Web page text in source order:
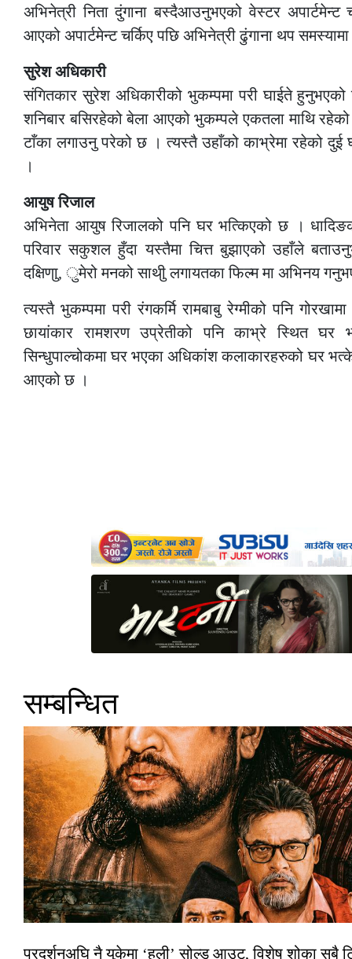
अभिनेत्री निता दुंगाना बस्दैआउनुभएको वेस्टर
आएको अपार्टमेन्ट चर्किए पछि अभिनेत्री ढुंगाना थप
सुरेश अधिकारी
संगितकार सुरेश अधिकारीको भुकम्पमा परी घाईते
शनिबार बसिरहेको बेला आएको भुकम्पले एकतला माथि
टाँका लगाउनु परेको छ । त्यस्तै उहाँको काभ्रेमा रहेको
।
आयुष रिजाल
अभिनेता आयुष रिजालको पनि घर भत्किएको छ ।
परिवार सकुशल हुँदा यस्तैमा चित्त बुझाएको उहाँले
दक्षिणाु, ुमेरो मनको साथीु लगायतका फिल्म मा अभिनय
त्यस्तै भुकम्पमा परी रंगकर्मि रामबाबु रेग्मीको पनि
छायांकार रामशरण उप्रेतीको पनि काभ्रे स्थित
सिन्धुपाल्चोकमा घर भएका अधिकांश कलाकारहरुको घर
आएको छ ।
सम्बन्धित
प्रदर्शनअघि नै युकेमा ‘हली’ सोल्ड आउट, विशेष शोका सबै